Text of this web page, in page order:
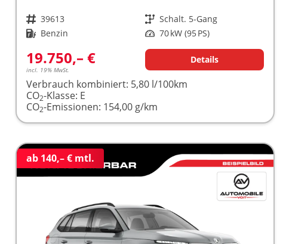
Fahrzeugnr. 39613 Getriebe Schalt. 5-Gang
Kraftstoff Benzin Leistung 70 kW (95 PS)
19.750,– €
incl. 19% MwSt.
Details
Verbrauch kombiniert: 5,80 l/100km
CO2-Klasse: E
CO2-Emissionen: 154,00 g/km
ab 140,– € mtl.